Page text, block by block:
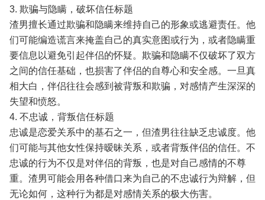
3. 欺骗与隐瞒，破坏信任标题
渣男擅长通过欺骗和隐瞒来维持自己的形象或逃避责任。他
们可能编造谎言来掩盖自己的真实意图或行为，或者隐瞒重
要信息以避免引起伴侣的怀疑。欺骗和隐瞒不仅破坏了双方
之间的信任基础，也损害了伴侣的自尊心和安全感。一旦真
相大白，伴侣往往会感到被背叛和欺骗，对感情产生深深的
失望和愤怒。
4. 不忠诚，背叛信任标题
忠诚是恋爱关系中的基石之一，但渣男往往缺乏忠诚度。他
们可能与其他女性保持暧昧关系，或者背叛伴侣的信任。不
忠诚的行为不仅是对伴侣的背叛，也是对自己感情的不尊
重。渣男可能会用各种借口来为自己的不忠诚行为辩解，但
无论如何，这种行为都是对感情关系的极大伤害。